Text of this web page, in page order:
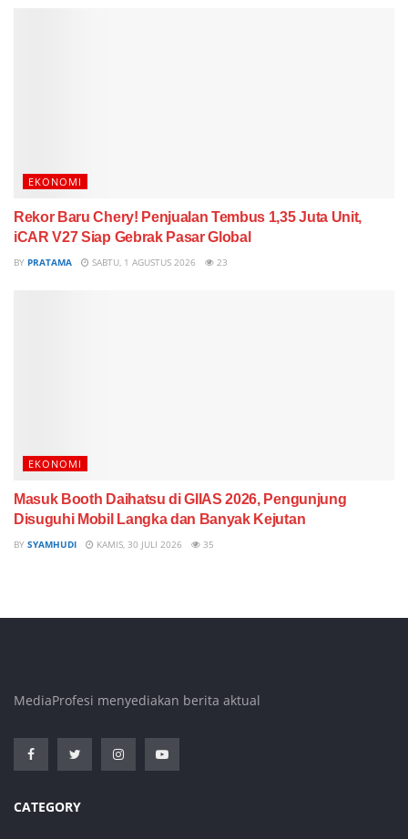
EKONOMI
Rekor Baru Chery! Penjualan Tembus 1,35 Juta Unit,
iCAR V27 Siap Gebrak Pasar Global
BY PRATAMA SABTU, 1 AGUSTUS 2026 23
EKONOMI
Masuk Booth Daihatsu di GIIAS 2026, Pengunjung
Disuguhi Mobil Langka dan Banyak Kejutan
BY SYAMHUDI KAMIS, 30 JULI 2026 35
MediaProfesi menyediakan berita aktual
CATEGORY